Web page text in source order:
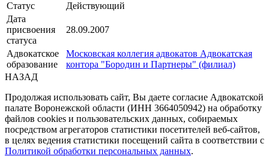
Статус
Действующий
Дата
присвоения
статуса
28.09.2007
Адвокатское
образование
Московская коллегия адвокатов Адвокатская
контора "Бородин и Партнеры" (филиал)
НАЗАД
Продолжая использовать сайт, Вы даете согласие Адвокатской
палате Воронежской области (ИНН 3664050942) на обработку
файлов cookies и пользовательских данных, собираемых
посредством агрегаторов статистики посетителей веб-сайтов,
в целях ведения статистики посещений сайта в соответствии с
Политикой обработки персональных данных.